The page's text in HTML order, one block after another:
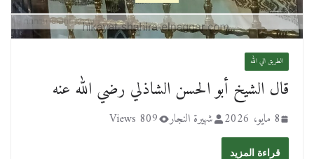
الطريق الي الله
قال الشيخ أبو الحسن الشاذلي رضي الله عنه
8 مايو، 2026 شهيرة النجار 809 Views
قراءة المزيد